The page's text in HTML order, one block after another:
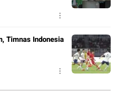
Timnas Indonesia